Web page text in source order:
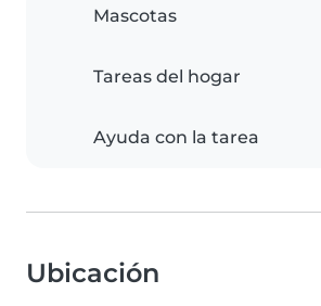
Mascotas
Tareas del hogar
Ayuda con la tarea
Ubicación